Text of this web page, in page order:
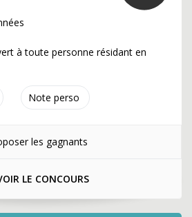
Note perso
à toute personne résidant en
les gagnants
LE CONCOURS